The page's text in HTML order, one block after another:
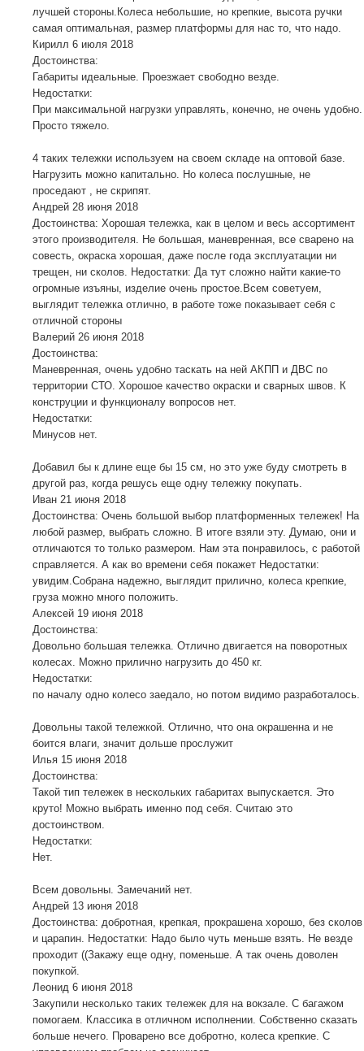
лучшей стороны.Колеса небольшие, но крепкие, высота ручки
самая оптимальная, размер платформы для нас то, что надо.
Кирилл 6 июля 2018
Достоинства:
Габариты идеальные. Проезжает свободно везде.
Недостатки:
При максимальной нагрузки управлять, конечно, не очень удобно.
Просто тяжело.
4 таких тележки используем на своем складе на оптовой базе.
Нагрузить можно капитально. Но колеса послушные, не
проседают , не скрипят.
Андрей 28 июня 2018
Достоинства: Хорошая тележка, как в целом и весь ассортимент
этого производителя. Не большая, маневренная, все сварено на
совесть, окраска хорошая, даже после года эксплуатации ни
трещен, ни сколов. Недостатки: Да тут сложно найти какие-то
огромные изъяны, изделие очень простое.Всем советуем,
выглядит тележка отлично, в работе тоже показывает себя с
отличной стороны
Валерий 26 июня 2018
Достоинства:
Маневренная, очень удобно таскать на ней АКПП и ДВС по
территории СТО. Хорошое качество окраски и сварных швов. К
конструции и функционалу вопросов нет.
Недостатки:
Минусов нет.
Добавил бы к длине еще бы 15 см, но это уже буду смотреть в
другой раз, когда решусь еще одну тележку покупать.
Иван 21 июня 2018
Достоинства: Очень большой выбор платформенных тележек! На
любой размер, выбрать сложно. В итоге взяли эту. Думаю, они и
отличаются то только размером. Нам эта понравилось, с работой
справляется. А как во времени себя покажет Недостатки:
увидим.Собрана надежно, выглядит прилично, колеса крепкие,
груза можно много положить.
Алексей 19 июня 2018
Достоинства:
Довольно большая тележка. Отлично двигается на поворотных
колесах. Можно прилично нагрузить до 450 кг.
Недостатки:
по началу одно колесо заедало, но потом видимо разработалось.
Довольны такой тележкой. Отлично, что она окрашенна и не
боится влаги, значит дольше прослужит
Илья 15 июня 2018
Достоинства:
Такой тип тележек в нескольких габаритах выпускается. Это
круто! Можно выбрать именно под себя. Считаю это
достоинством.
Недостатки:
Нет.
Всем довольны. Замечаний нет.
Андрей 13 июня 2018
Достоинства: добротная, крепкая, прокрашена хорошо, без сколов
и царапин. Недостатки: Надо было чуть меньше взять. Не везде
проходит ((Закажу еще одну, поменьше. А так очень доволен
покупкой.
Леонид 6 июня 2018
Закупили несколько таких тележек для на вокзале. С багажом
помогаем. Классика в отличном исполнении. Собственно сказать
больше нечего. Проварено все добротно, колеса крепкие. С